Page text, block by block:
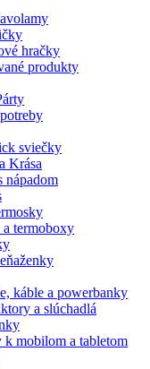
hračky
produkty
sviečky
Krása
nápadom
a termoboxy
káble a powerbanky
a slúchadlá
mobilom a tabletom